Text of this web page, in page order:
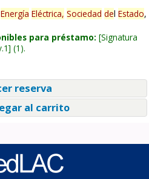
Energía Eléctrica, Sociedad del Estado,
para préstamo: Signatura
(1).
reserva
al carrito